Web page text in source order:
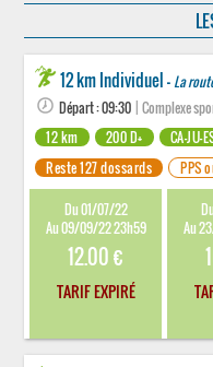
12 km Individuel - La
Départ : 09:30 | Complexe
12 km
200 D+
CA-JU-
Reste 127 dossards
PPS
Du 01/07/22
Au 09/09/22 23h59
12.00 €
TARIF EXPIRÉ
Au